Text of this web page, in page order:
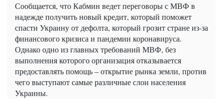
Сообщается, что Кабмин ведет переговоры с МВФ в
надежде получить новый кредит, который поможет
спасти Украину от дефолта, который грозит стране из-за
финансового кризиса и пандемии коронавируса.
Однако одно из главных требований МВФ, без
выполнения которого организация отказывается
предоставлять помощь – открытие рынка земли, против
чего выступают самые различные слои населения
Украины.